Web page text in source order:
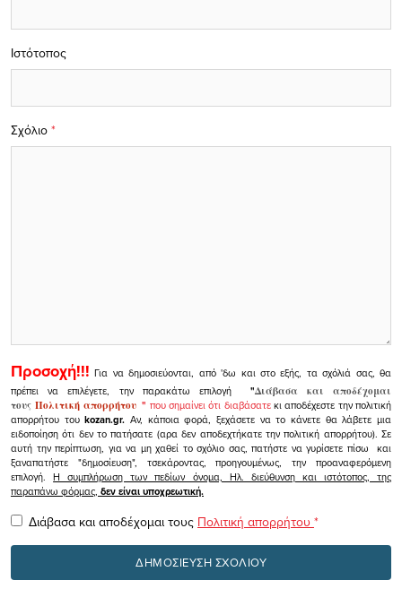
Σχόλιο *
Ιστότοπος
Προσοχή!!! Για να δημοσιεύονται, από 'δω και στο εξής, τα σχόλιά σας, θα
πρέπει να επιλέγετε, την παρακάτω επιλογή
"Διάβασα και αποδέχομαι
τουςΠολιτική απορρήτου" που σημαίνει ότι διαβάσατεκι αποδέχεστε την πολιτική
απορρήτου τουkozan.gr. Αν, κάποια φορά, ξεχάσετε να το κάνετε θα λάβετε μια
ειδοποίηση ότι δεν το πατήσατε (αρα δεν αποδεχτήκατε την πολιτική απορρήτου). Σε
αυτή την περίπτωση, για να μη χαθεί το σχόλιο σας, πατήστε να γυρίσετε πίσω και
ξαναπατήστε "δημοσίευση", τσεκάροντας, προηγουμένως, την προαναφερόμενη
επιλογή.Η συμπλήρωση των πεδίων όνομα, Ηλ. διεύθυνση και ιστότοπος, της
παραπάνω φόρμας, δεν είναι υποχρεωτική.
Διάβασα και αποδέχομαι τους Πολιτική απορρήτου *